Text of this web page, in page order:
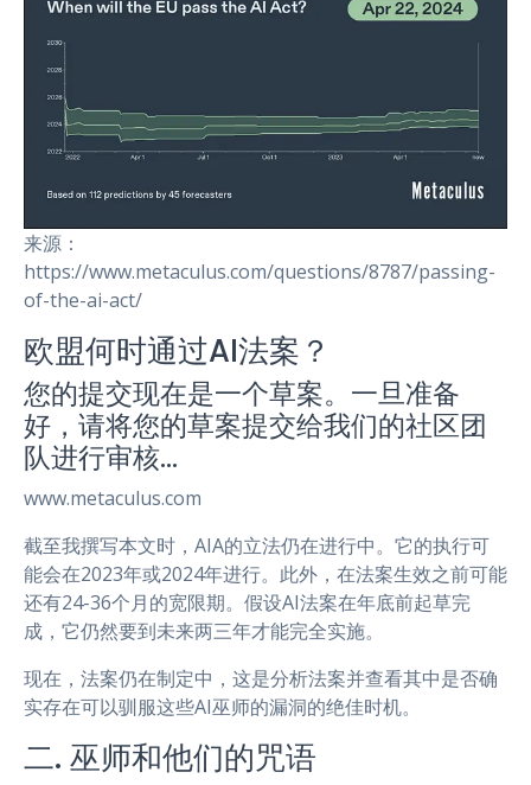
来源：
https://www.metaculus.com/questions/8787/passing-
of-the-ai-act/
欧盟何时通过AI法案？
您的提交现在是一个草案。一旦准备
好，请将您的草案提交给我们的社区团
队进行审核…
www.metaculus.com
截至我撰写本文时，AIA的立法仍在进行中。它的执行可
能会在2023年或2024年进行。此外，在法案生效之前可能
还有24-36个月的宽限期。假设AI法案在年底前起草完
成，它仍然要到未来两三年才能完全实施。
现在，法案仍在制定中，这是分析法案并查看其中是否确
实存在可以驯服这些AI巫师的漏洞的绝佳时机。
二. 巫师和他们的咒语